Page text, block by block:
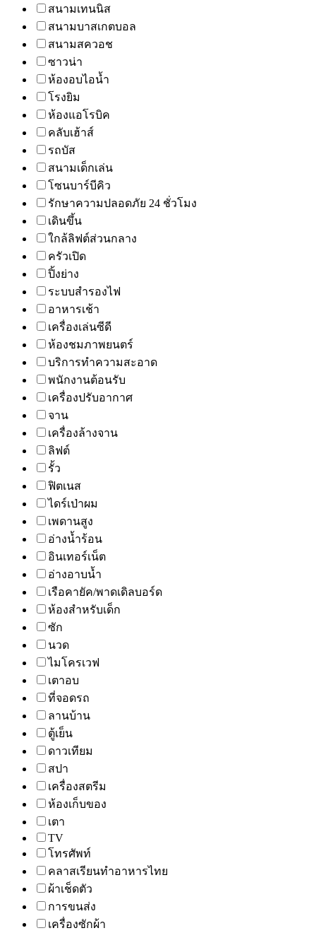
สนามเทนนิส
สนามบาสเกตบอล
สนามสควอช
ซาวน่า
ห้องอบไอน้ำ
โรงยิม
ห้องแอโรบิค
คลับเฮ้าส์
รถบัส
สนามเด็กเล่น
โซนบาร์บีคิว
รักษาความปลอดภัย 24 ชั่วโมง
เดินขึ้น
ใกล้ลิฟต์ส่วนกลาง
ครัวเปิด
ปิ้งย่าง
ระบบสำรองไฟ
อาหารเช้า
เครื่องเล่นซีดี
ห้องชมภาพยนตร์
บริการทำความสะอาด
พนักงานต้อนรับ
เครื่องปรับอากาศ
จาน
เครื่องล้างจาน
ลิฟต์
รั้ว
ฟิตเนส
ไดร์เป่าผม
เพดานสูง
อ่างน้ำร้อน
อินเทอร์เน็ต
อ่างอาบน้ำ
เรือคายัค/พาดเดิลบอร์ด
ห้องสำหรับเด็ก
ซัก
นวด
ไมโครเวฟ
เตาอบ
ที่จอดรถ
ลานบ้าน
ตู้เย็น
ดาวเทียม
สปา
เครื่องสตรีม
ห้องเก็บของ
เตา
TV
โทรศัพท์
คลาสเรียนทำอาหารไทย
ผ้าเช็ดตัว
การขนส่ง
เครื่องซักผ้า